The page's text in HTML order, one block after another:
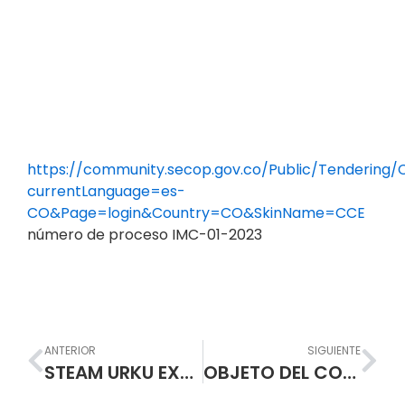
https://community.secop.gov.co/Public/
currentLanguage=es-
CO&Page=login&Country=CO&SkinName=CCE
número de proceso IMC-01-2023
Prev
ANTERIOR
STEAM URKU EXPLORERS
SIGUIENTE
OBJETO DEL CONTRATO: Compraventa de once (11) televisores, con sus respectivas bases de soporte, para dotación de medios audiovisuales a las aulas de la I.E.M. Escuela Normal Superior de Pasto